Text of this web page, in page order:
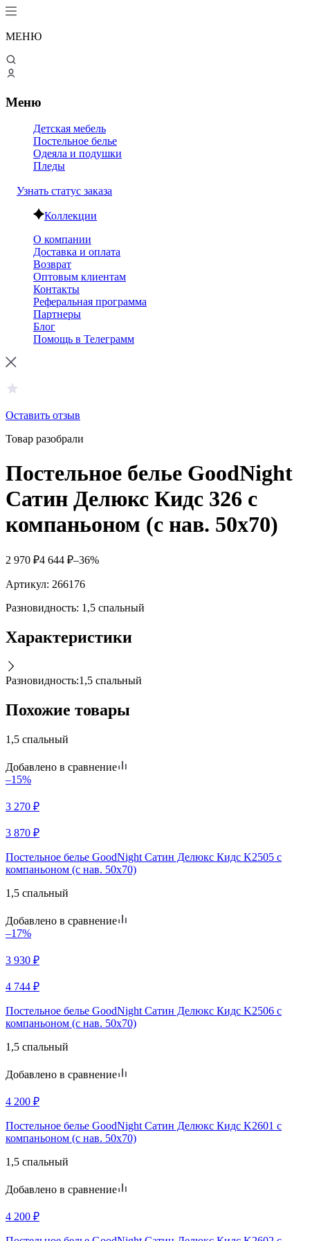
МЕНЮ
Меню
Детская мебель
Постельное белье
Одеяла и подушки
Пледы
Узнать статус заказа
Коллекции
О компании
Доставка и оплата
Возврат
Оптовым клиентам
Контакты
Реферальная программа
Партнеры
Блог
Помощь в Телеграмм
Оставить отзыв
Товар разобрали
Постельное белье GoodNight
Сатин Делюкс Кидс 326 с
компаньоном (с нав. 50х70)
2 970 ₽4 644 ₽–36%
Артикул: 266176
Разновидность: 1,5 спальный
Характеристики
Разновидность:1,5 спальный
Похожие товары
1,5 спальный
Добавлено в сравнение
–15%
3 270 ₽
3 870 ₽
Постельное белье GoodNight Сатин Делюкс Кидс K2505 с
компаньоном (с нав. 50х70)
1,5 спальный
Добавлено в сравнение
–17%
3 930 ₽
4 744 ₽
Постельное белье GoodNight Сатин Делюкс Кидс K2506 с
компаньоном (с нав. 50х70)
1,5 спальный
Добавлено в сравнение
4 200 ₽
Постельное белье GoodNight Сатин Делюкс Кидс K2601 с
компаньоном (с нав. 50х70)
1,5 спальный
Добавлено в сравнение
4 200 ₽